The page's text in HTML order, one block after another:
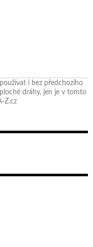
i bez předchozího
dráhy, jen je v tomto
Z.cz